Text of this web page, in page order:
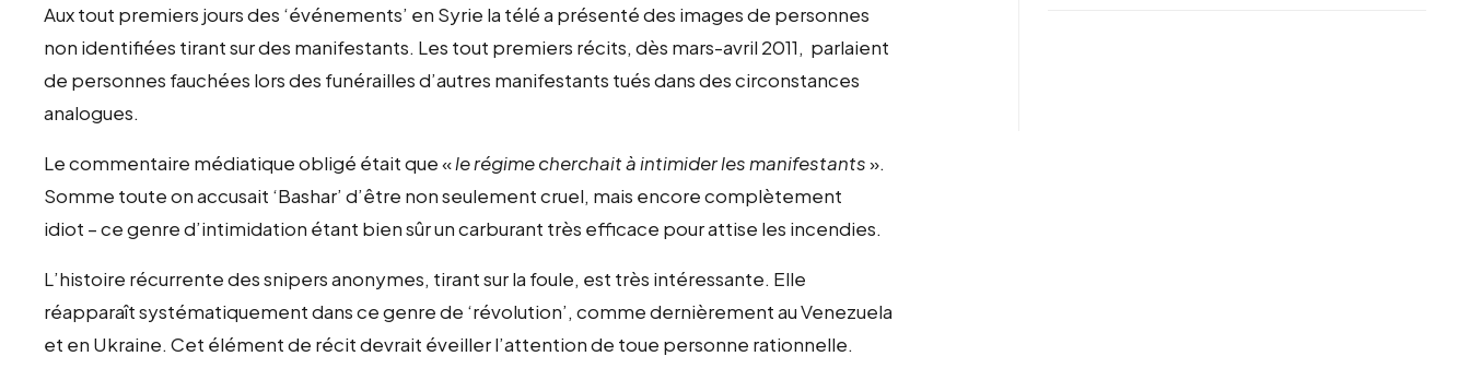
Aux tout premiers jours des ‘événements’ en Syrie la télé a présenté des images de personnes
non identifiées tirant sur des manifestants. Les tout premiers récits, dès mars-avril 2011, parlaient
de personnes fauchées lors des funérailles d’autres manifestants tués dans des circonstances
analogues.
Le commentaire médiatique obligé était que «le régime cherchait à intimider les manifestants».
Somme toute on accusait ‘Bashar’ d’être non seulement cruel, mais encore complètement
idiot – ce genre d’intimidation étant bien sûr un carburant très efficace pour attise les incendies.
L’histoire récurrente des snipers anonymes, tirant sur la foule, est très intéressante. Elle
réapparaît systématiquement dans ce genre de ‘révolution’, comme dernièrement au Venezuela
et en Ukraine. Cet élément de récit devrait éveiller l’attention de toue personne rationnelle.